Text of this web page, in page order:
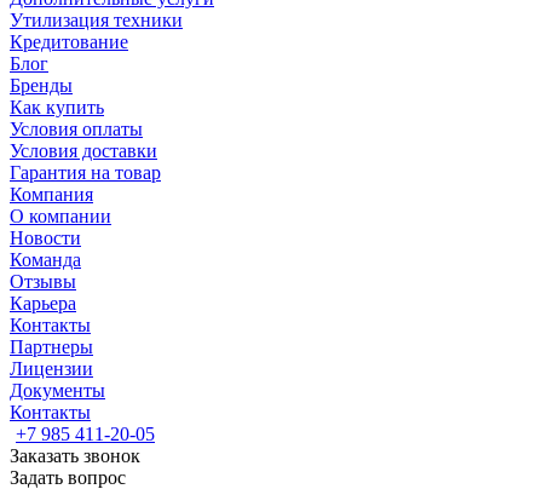
Утилизация техники
Кредитование
Блог
Бренды
Как купить
Условия оплаты
Условия доставки
Гарантия на товар
Компания
О компании
Новости
Команда
Отзывы
Карьера
Контакты
Партнеры
Лицензии
Документы
Контакты
+7 985 411-20-05
Заказать звонок
Задать вопрос